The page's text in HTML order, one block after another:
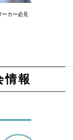
カー必見
情報